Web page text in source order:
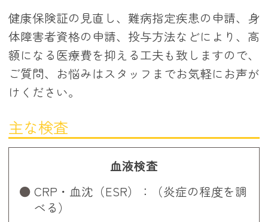
健康保険証の見直し、難病指定疾患の申請、身
体障害者資格の申請、投与方法などにより、高
額になる医療費を抑える工夫も致しますので、
ご質問、お悩みはスタッフまでお気軽にお声が
けください。
主な検査
血液検査
CRP・血沈（ESR）：（炎症の程度を調
べる）